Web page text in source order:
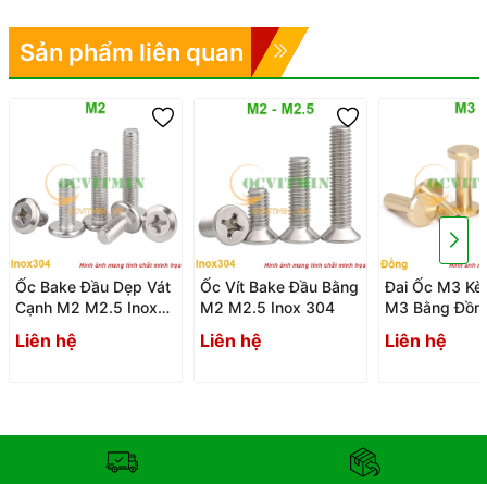
Sản phẩm liên quan
Ốc Bake Đầu Dẹp Vát
Cạnh M2 M2.5 Inox
Liên hệ
Ốc Vít Bake Đầu Bằng
M2 M2.5 Inox 304
Liên hệ
Đai Ốc M3
M3 Bằng
Liên hệ